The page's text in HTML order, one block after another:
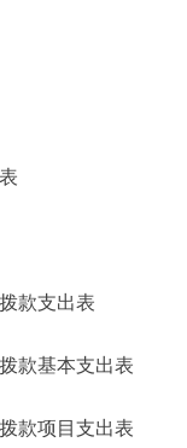
款支出表
款基本支出表
款项目支出表